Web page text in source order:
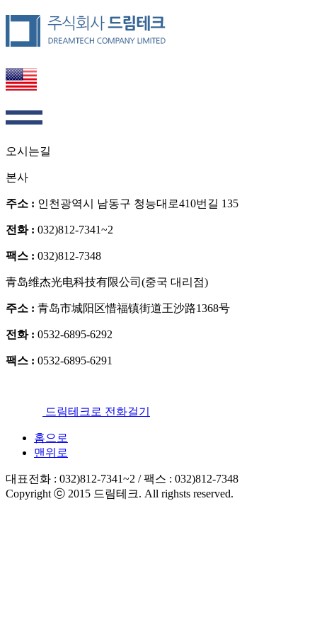
오시는길
본사
주소 : 인천광역시 남동구 청능대로410번길 135
전화 : 032)812-7341~2
팩스 : 032)812-7348
青岛维杰光电科技有限公司(중국 대리점)
주소 : 青岛市城阳区惜福镇街道王沙路1368号
전화 : 0532-6895-6292
팩스 : 0532-6895-6291
드림테크로 전화걸기
홈으로
맨위로
대표전화 : 032)812-7341~2 / 팩스 : 032)812-7348
Copyright ⓒ 2015 드림테크. All righsts reserved.